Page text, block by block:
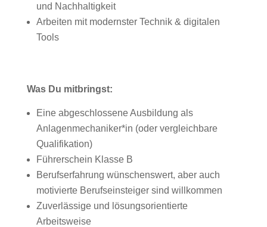
und Nachhaltigkeit
Arbeiten mit modernster Technik & digitalen
Tools
Was Du mitbringst:
Eine abgeschlossene Ausbildung als
Anlagenmechaniker*in (oder vergleichbare
Qualifikation)
Führerschein Klasse B
Berufserfahrung wünschenswert, aber auch
motivierte Berufseinsteiger sind willkommen
Zuverlässige und lösungsorientierte
Arbeitsweise